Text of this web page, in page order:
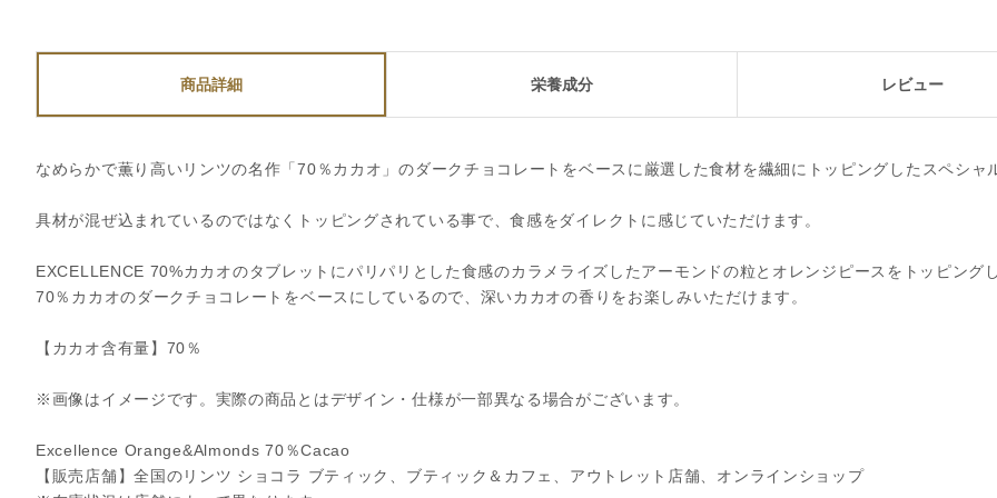
商品詳細 栄養成分 レビュー
なめらかで薫り高いリンツの名作「70％カカオ」のダークチョコレートをベースに厳選した食材を繊細にトッピングしたスペシャ
具材が混ぜ込まれているのではなくトッピングされている事で、食感をダイレクトに感じていただけます。
EXCELLENCE 70%カカオのタブレットにパリパリとした食感のカラメライズしたアーモンドの粒とオレンジピースをトッピング
70％カカオのダークチョコレートをベースにしているので、深いカカオの香りをお楽しみいただけます。
【カカオ含有量】70％
※画像はイメージです。実際の商品とはデザイン・仕様が一部異なる場合がございます。
Excellence Orange&Almonds 70％Cacao
【販売店舗】全国のリンツ ショコラ ブティック、ブティック＆カフェ、アウトレット店舗、オンラインショップ